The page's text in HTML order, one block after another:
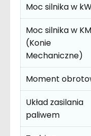
Moc silnika w
Moc silnika w KM
(Konie
Mechaniczne)
Moment
Układ zasilania
paliwem